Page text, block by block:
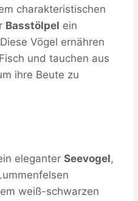
charakteristischen
Basstölpel ein
Vögel ernähren
und tauchen aus
ihre Beute zu
eleganter Seevogel,
weiß-schwarzen